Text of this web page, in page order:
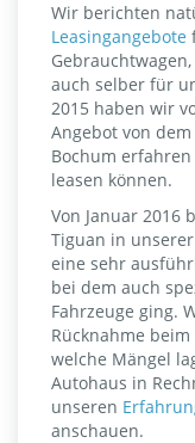
Wir berichten
Leasingangebote
auch selber für
2015 haben wir
Angebot von
Bochum
leasen können.
Von Januar 2016
Tiguan in
eine sehr
bei dem auch
Fahrzeuge ging.
Rücknahme
welche Mängel
Autohaus in
unseren
anschauen.